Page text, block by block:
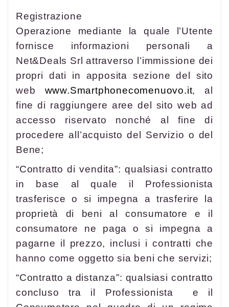
Registrazione
Operazione mediante la quale l’Utente
fornisce informazioni personali a
Net&Deals Srl attraverso l’immissione dei
propri dati in apposita sezione del sito
web www.Smartphonecomenuovo.it, al
fine di raggiungere aree del sito web ad
accesso riservato nonché al fine di
procedere all’acquisto del Servizio o del
Bene;
“Contratto di vendita”: qualsiasi contratto
in base al quale il Professionista
trasferisce o si impegna a trasferire la
proprietà di beni al consumatore e il
consumatore ne paga o si impegna a
pagarne il prezzo, inclusi i contratti che
hanno come oggetto sia beni che servizi;
“Contratto a distanza”: qualsiasi contratto
concluso tra il Professionista e il